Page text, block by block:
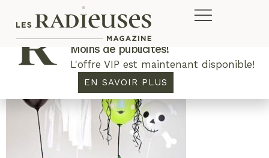
Plus de concours. Plus de rabais.
Moins de publicités!
L'offre VIP est maintenant disponible!
EN SAVOIR PLUS